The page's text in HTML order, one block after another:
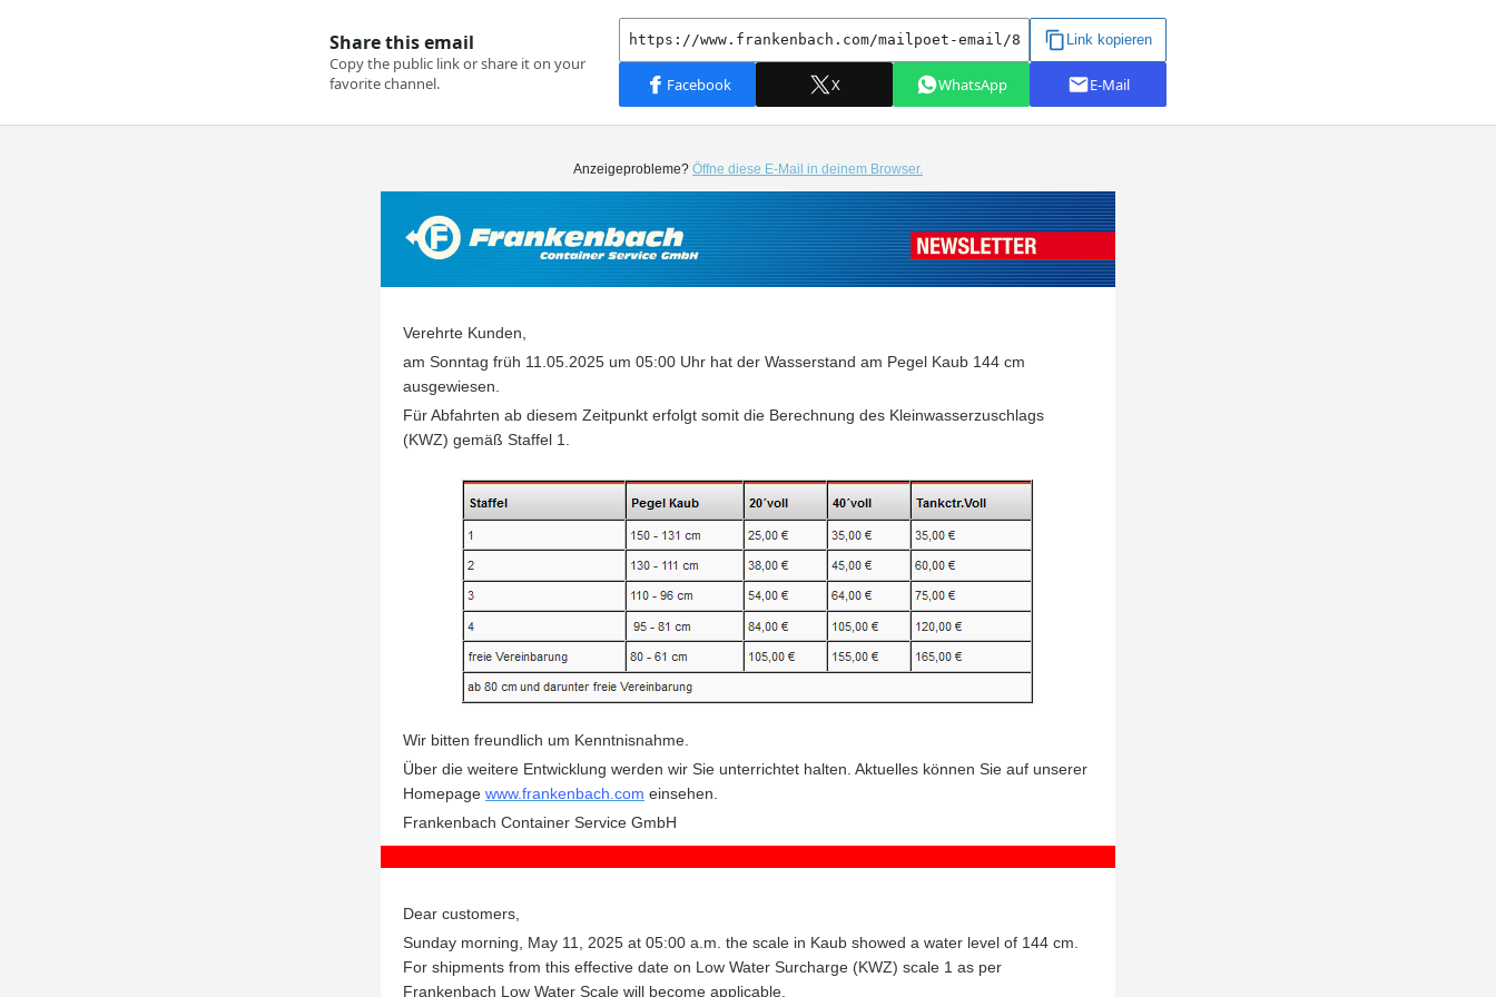
Anzeigeprobleme? Öffne diese E-Mail in deinem Browser.
Verehrte Kunden,
am Sonntag früh 11.05.2025 um 05:00 Uhr hat der Wasserstand am Pegel Kaub 144 cm
ausgewiesen.
Für Abfahrten ab diesem Zeitpunkt erfolgt somit die Berechnung des Kleinwasserzuschlags
(KWZ) gemäß Staffel 1.
Wir bitten freundlich um Kenntnisnahme.
Über die weitere Entwicklung werden wir Sie unterrichtet halten. Aktuelles können Sie auf unserer
Homepage www.frankenbach.com einsehen.
Frankenbach Container Service GmbH
Dear customers,
Sunday morning, May 11, 2025 at 05:00 a.m. the scale in Kaub showed a water level of 144 cm.
For shipments from this effective date on Low Water Surcharge (KWZ) scale 1 as per
Frankenbach Low Water Scale will become applicable.